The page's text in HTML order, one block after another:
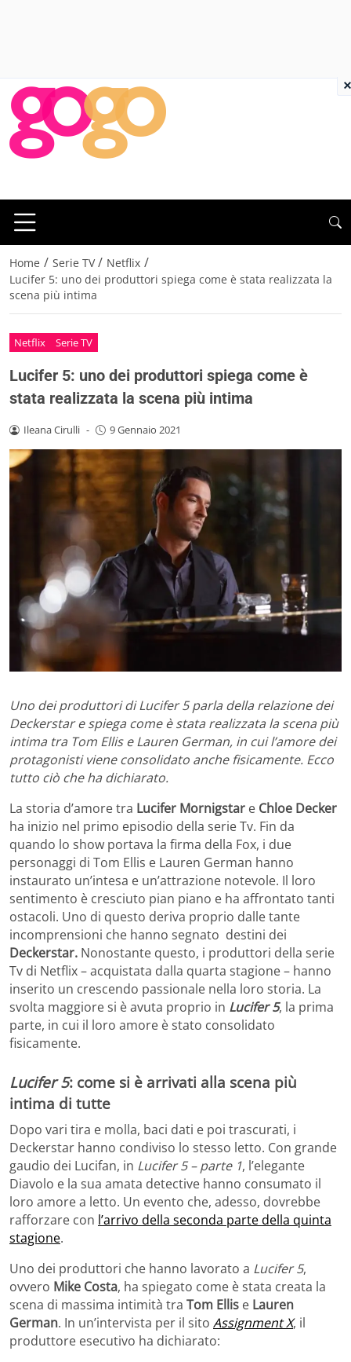
Home / Serie TV / Netflix /
Lucifer 5: uno dei produttori spiega come è stata realizzata la
scena più intima
Netflix Serie TV
Lucifer 5: uno dei produttori spiega come è
stata realizzata la scena più intima
Ileana Cirulli - 9 Gennaio 2021
Uno dei produttori di Lucifer 5 parla della relazione dei
Deckerstar e spiega come è stata realizzata la scena più
intima tra Tom Ellis e Lauren German, in cui l’amore dei
protagonisti viene consolidato anche fisicamente. Ecco
tutto ciò che ha dichiarato.
La storia d’amore tra Lucifer Mornigstar e Chloe Decker
ha inizio nel primo episodio della serie Tv. Fin da
quando lo show portava la firma della Fox, i due
personaggi di Tom Ellis e Lauren German hanno
instaurato un’intesa e un’attrazione notevole. Il loro
sentimento è cresciuto pian piano e ha affrontato tanti
ostacoli. Uno di questo deriva proprio dalle tante
incomprensioni che hanno segnato destini dei
Deckerstar. Nonostante questo, i produttori della serie
Tv di Netflix – acquistata dalla quarta stagione – hanno
inserito un crescendo passionale nella loro storia. La
svolta maggiore si è avuta proprio in Lucifer 5, la prima
parte, in cui il loro amore è stato consolidato
fisicamente.
Lucifer 5: come si è arrivati alla scena più
intima di tutte
Dopo vari tira e molla, baci dati e poi trascurati, i
Deckerstar hanno condiviso lo stesso letto. Con grande
gaudio dei Lucifan, in Lucifer 5 – parte 1, l’elegante
Diavolo e la sua amata detective hanno consumato il
loro amore a letto. Un evento che, adesso, dovrebbe
rafforzare con l’arrivo della seconda parte della quinta
stagione.
Uno dei produttori che hanno lavorato a Lucifer 5,
ovvero Mike Costa, ha spiegato come è stata creata la
scena di massima intimità tra Tom Ellis e Lauren
German. In un’intervista per il sito Assignment X, il
produttore esecutivo ha dichiarato:
×